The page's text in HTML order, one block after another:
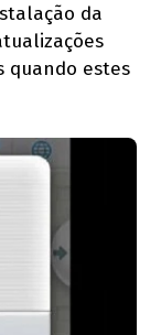
da
quando estes